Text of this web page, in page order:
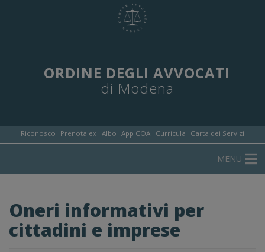
ORDINE DEGLI AVVOCATI
di Modena
Riconosco Prenotalex Albo App COA Curricula Carta dei Servizi
MENU
Oneri informativi per
cittadini e imprese